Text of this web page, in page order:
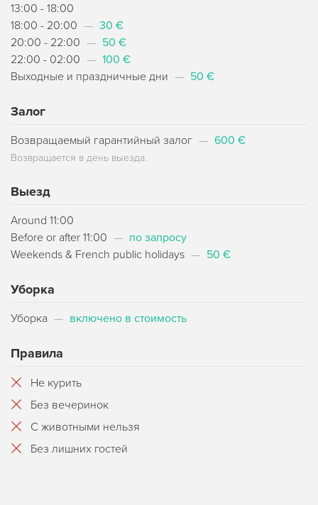
13:00 - 18:00
18:00 - 20:00 — 30 €
20:00 - 22:00 — 50 €
22:00 - 02:00 — 100 €
Выходные и праздничные дни — 50 €
Залог
Возвращаемый гарантийный залог — 600 €
Возвращается в день выезда.
Выезд
Around 11:00
Before or after 11:00 — по запросу
Weekends & French public holidays — 50 €
Уборка
Уборка — включено в стоимость
Правила
Не курить
Без вечеринок
С животными нельзя
Без лишних гостей